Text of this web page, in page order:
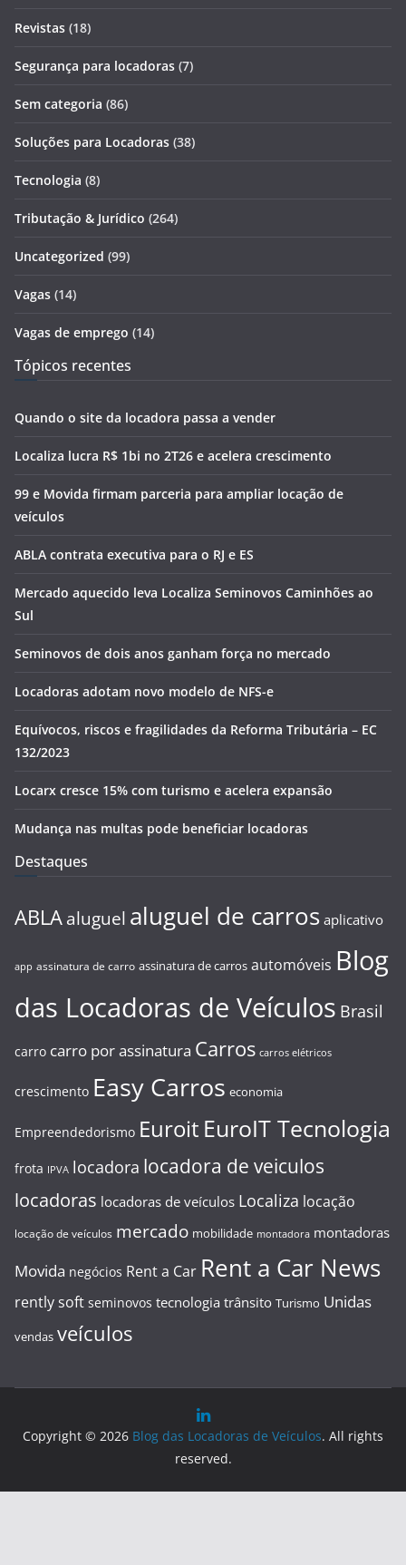
Revistas (18)
Segurança para locadoras (7)
Sem categoria (86)
Soluções para Locadoras (38)
Tecnologia (8)
Tributação & Jurídico (264)
Uncategorized (99)
Vagas (14)
Vagas de emprego (14)
Tópicos recentes
Quando o site da locadora passa a vender
Localiza lucra R$ 1bi no 2T26 e acelera crescimento
99 e Movida firmam parceria para ampliar locação de
veículos
ABLA contrata executiva para o RJ e ES
Mercado aquecido leva Localiza Seminovos Caminhões ao
Sul
Seminovos de dois anos ganham força no mercado
Locadoras adotam novo modelo de NFS-e
Equívocos, riscos e fragilidades da Reforma Tributária – EC
132/2023
Locarx cresce 15% com turismo e acelera expansão
Mudança nas multas pode beneficiar locadoras
Destaques
ABLA aluguel aluguel de carros aplicativo
app assinatura de carro assinatura de carros automóveis Blog
das Locadoras de Veículos Brasil
carro carro por assinatura Carros carros elétricos
crescimento Easy Carros economia
Empreendedorismo Euroit EuroIT Tecnologia
frota IPVA locadora locadora de veiculos
locadoras locadoras de veículos Localiza locação
locação de veículos mercado mobilidade montadora montadoras
Movida negócios Rent a Car Rent a Car News
rently soft seminovos tecnologia trânsito Turismo Unidas
vendas veículos
Copyright © 2026 Blog das Locadoras de Veículos. All rights
reserved.